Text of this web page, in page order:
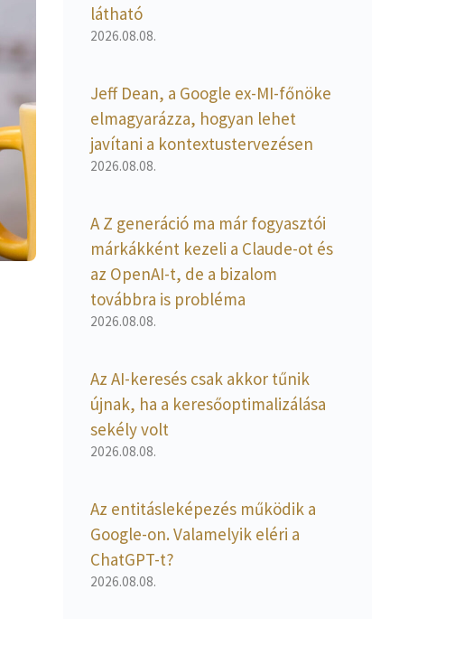
látható
2026.08.08.
Jeff Dean, a Google ex-MI-főnöke
elmagyarázza, hogyan lehet
javítani a kontextustervezésen
2026.08.08.
A Z generáció ma már fogyasztói
márkákként kezeli a Claude-ot és
az OpenAI-t, de a bizalom
továbbra is probléma
2026.08.08.
Az AI-keresés csak akkor tűnik
újnak, ha a keresőoptimalizálása
sekély volt
2026.08.08.
Az entitásleképezés működik a
Google-on. Valamelyik eléri a
ChatGPT-t?
2026.08.08.